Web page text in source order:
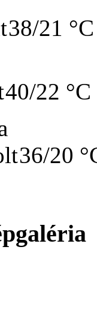
38/21 °C
40/22 °C
36/20